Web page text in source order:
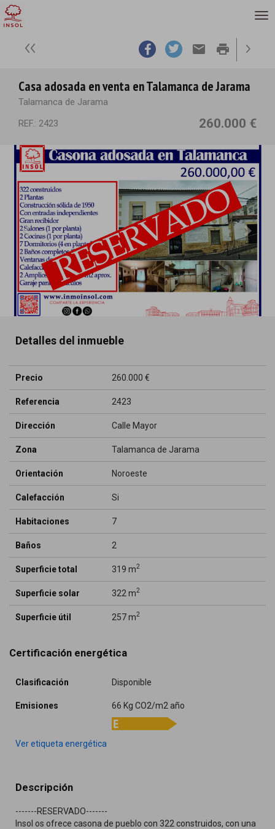
email print
Casa adosada en venta en Talamanca de Jarama
Talamanca de Jarama
REF.: 2423
260.000 €
Detalles del inmueble
Precio 260.000 €
Referencia 2423
Dirección Calle Mayor
Zona Talamanca de Jarama
Orientación Noroeste
Calefacción Si
Habitaciones 7
Baños 2
Superficie total 319 m2
Superficie solar 322 m2
Superficie útil 257 m2
Certificación energética
Clasificación Disponible
Emisiones 66 Kg CO2/m2 año
Ver etiqueta energética
Descripción
-------RESERVADO-------
Insol os ofrece casona de pueblo con 322 construidos, con una